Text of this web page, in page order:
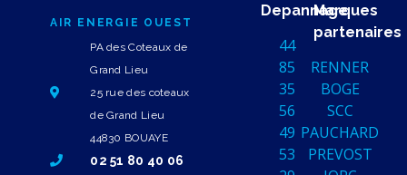
AIR ENERGIE OUEST
PA des Coteaux de
Grand Lieu
25 rue des coteaux
de Grand Lieu
44830 BOUAYE
02 51 80 40 06
Depannage
44
85
35
56
49
53
Marques
partenaires
RENNER
BOGE
SCC
PAUCHARD
PREVOST